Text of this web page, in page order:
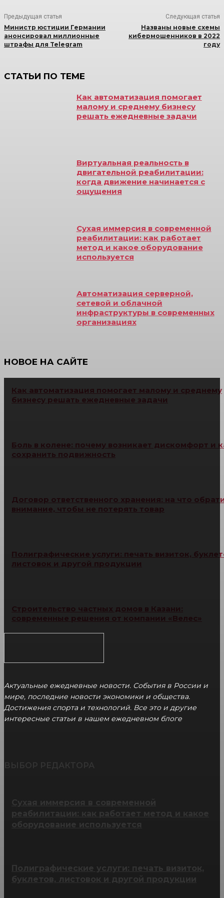
Предыдущая статья
Министр юстиции Германии
анонсировал миллионные
штрафы для Telegram
Следующая статья
Названы новые схемы
кибермошенников в 2022
году
СТАТЬИ ПО ТЕМЕ
Как автоматизация помогает
малому и среднему бизнесу
решать ежедневные задачи
Виртуальная реальность в
двигательной реабилитации:
когда движение начинается с
ощущения
Сухая иммерсия в современной
реабилитации: как работает
метод и какое оборудование
используется
Автоматизация серверной,
сетевой и облачной
инфраструктуры в современных
организациях
НОВОЕ НА САЙТЕ
Как автоматизация помогает малому и среднему
бизнесу решать ежедневные задачи
Боль в колене: почему возникает дискомфорт и
сохранить подвижность
Договор ответственного хранения: на что
внимание, чтобы не потерять товар
Полиграфические услуги: печать визиток,
листовок и другой продукции
Строительство частных домов в Казани:
современные решения от компании «Велес»
Актуальные ежедневные новости. События в России и
мире, последние новости экономики и общества.
Достижения спорта и технологий. Все это и другие
интересные статьи в нашем ежедневном блоге
оборудование используется
Полиграфические услуги: печать визиток,
буклетов, листовок и другой продукции